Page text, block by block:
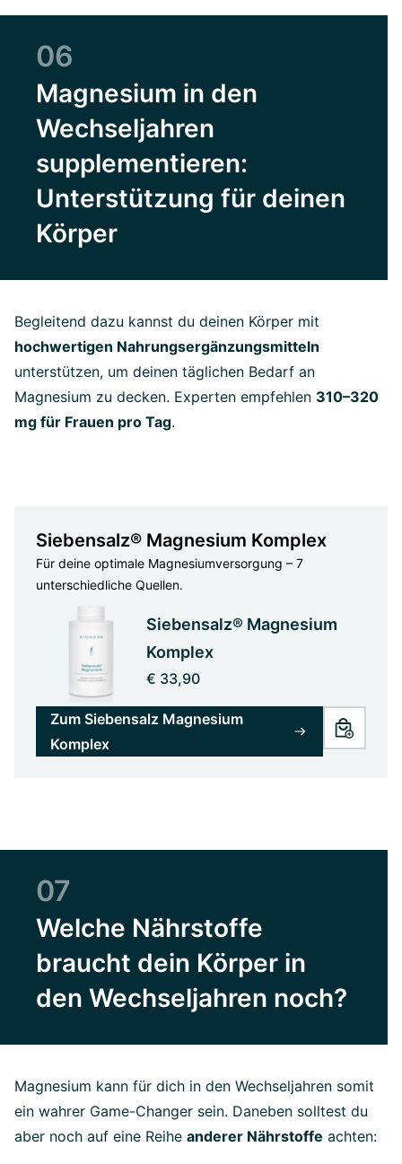
06
Magnesium in den
Wechseljahren
supplementieren:
Unterstützung für deinen
Körper
Begleitend dazu kannst du deinen Körper mit
hochwertigen Nahrungsergänzungsmitteln
unterstützen, um deinen täglichen Bedarf an
Magnesium zu decken. Experten empfehlen 310–320
mg für Frauen pro Tag.
Siebensalz® Magnesium Komplex
Für deine optimale Magnesiumversorgung – 7
unterschiedliche Quellen.
Siebensalz® Magnesium
Komplex
€ 33,90
Zum Siebensalz Magnesium
Komplex
07
Welche Nährstoffe
braucht dein Körper in
den Wechseljahren noch?
Magnesium kann für dich in den Wechseljahren somit
ein wahrer Game-Changer sein. Daneben solltest du
aber noch auf eine Reihe anderer Nährstoffe achten: